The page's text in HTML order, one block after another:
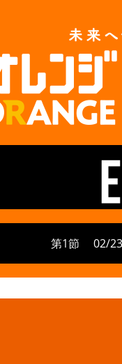
第1節 02/